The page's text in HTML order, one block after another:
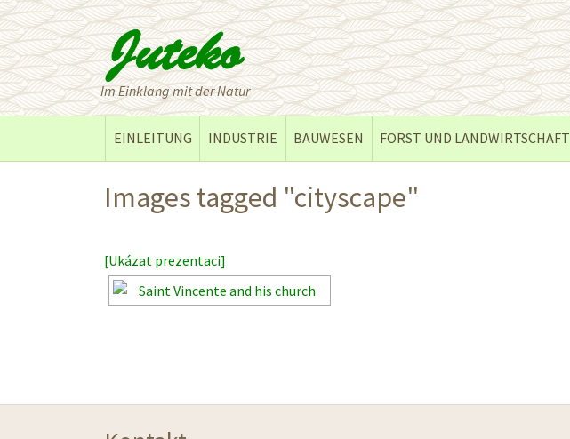
Im Einklang mit der Natur
EINLEITUNG INDUSTRIE BAUWESEN FORST UND LANDWIRTSCHAFT
Images tagged "cityscape"
[Ukázat prezentaci]